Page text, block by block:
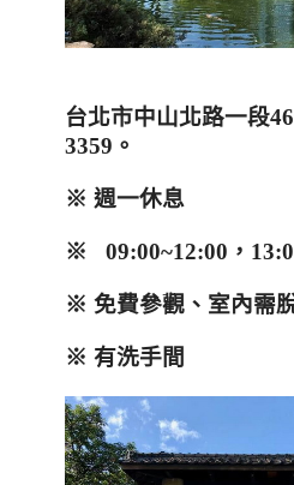
台北市中山北路一段46
3359 。
※ 週一休息
※ 09:00~12:00，
※ 免費參觀、室內需
※ 有洗手間